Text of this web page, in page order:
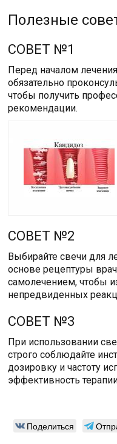
Полезные
СОВЕТ №1
Перед началом
обязательно
чтобы получить
рекомендации.
СОВЕТ №2
Выбирайте свечи для
основе рецептуры
самолечением, чтобы
непредвиденных
СОВЕТ №3
При использовании
строго соблюдайте
дозировку и частоту
эффективность
Поделиться